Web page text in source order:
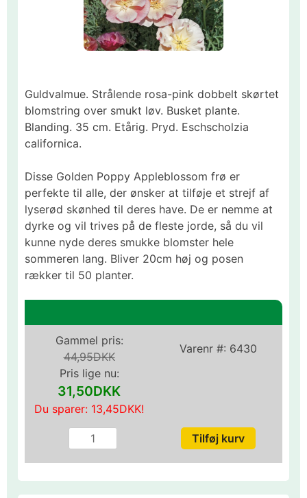
Guldvalmue. Strålende rosa-pink dobbelt skørtet
blomstring over smukt løv. Busket plante.
Blanding. 35 cm. Etårig. Pryd. Eschscholzia
californica.
Disse Golden Poppy Appleblossom frø er
perfekte til alle, der ønsker at tilføje et strejf af
lyserød skønhed til deres have. De er nemme at
dyrke og vil trives på de fleste jorde, så du vil
kunne nyde deres smukke blomster hele
sommeren lang. Bliver 20cm høj og posen
rækker til 50 planter.
Varenr #: 6430
Gammel pris:
44,95DKK
Pris lige nu:
31,50DKK
Du sparer: 13,45DKK!